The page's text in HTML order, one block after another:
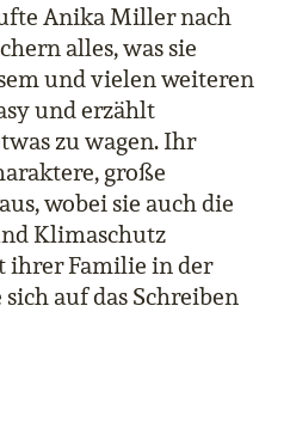
Anika Miller nach
alles, was sie
und vielen weiteren
und erzählt
zu wagen. Ihr
große
wobei sie auch die
Klimaschutz
Familie in der
auf das Schreiben